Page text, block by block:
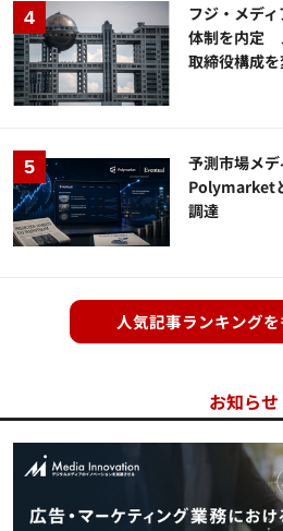
フジ・メデ
体制を内定
取締役構成
予測市場メ
Polymarket
調達
人気記事ランキング
お知らせ